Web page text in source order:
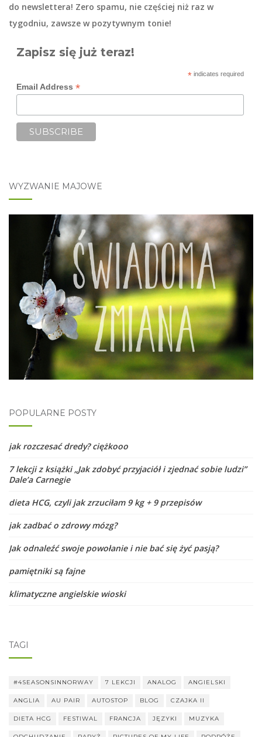
do newslettera! Zero spamu, nie częściej niż raz w
tygodniu, zawsze w pozytywnym tonie!
Zapisz się już teraz!
*indicates required
Email Address *
WYZWANIE MAJOWE
POPULARNE POSTY
jak rozczesać dredy? ciężkooo
7 lekcji z książki „Jak zdobyć przyjaciół i zjednać sobie ludzi”
Dale’a Carnegie
dieta HCG, czyli jak zrzuciłam 9 kg + 9 przepisów
jak zadbać o zdrowy mózg?
Jak odnaleźć swoje powołanie i nie bać się żyć pasją?
pamiętniki są fajne
klimatyczne angielskie wioski
TAGI
#4SEASONSINNORWAY 7 LEKCJI ANALOG ANGIELSKI
ANGLIA AU PAIR AUTOSTOP BLOG CZAJKA II
DIETA HCG FESTIWAL FRANCJA JĘZYKI MUZYKA